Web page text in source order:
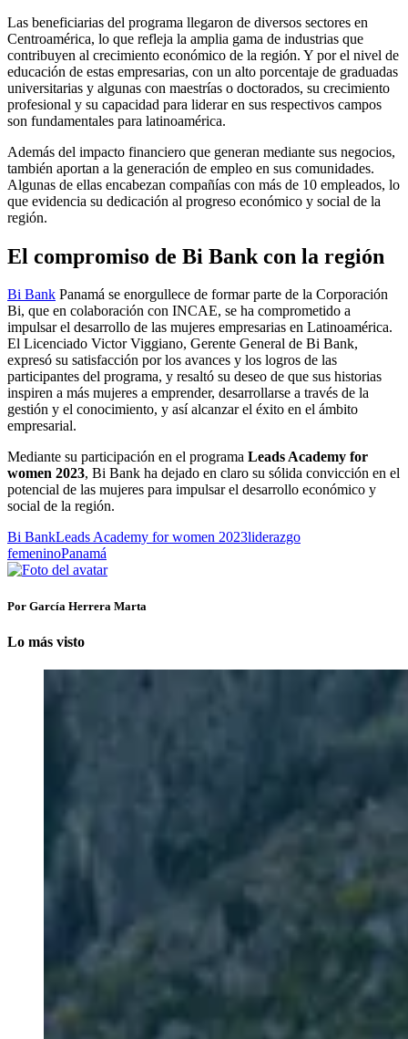
Las beneficiarias del programa llegaron de diversos sectores en
Centroamérica, lo que refleja la amplia gama de industrias que
contribuyen al crecimiento económico de la región. Y por el nivel de
educación de estas empresarias, con un alto porcentaje de graduadas
universitarias y algunas con maestrías o doctorados, su crecimiento
profesional y su capacidad para liderar en sus respectivos campos
son fundamentales para latinoamérica.
Además del impacto financiero que generan mediante sus negocios,
también aportan a la generación de empleo en sus comunidades.
Algunas de ellas encabezan compañías con más de 10 empleados, lo
que evidencia su dedicación al progreso económico y social de la
región.
El compromiso de Bi Bank con la región
Bi Bank Panamá se enorgullece de formar parte de la Corporación
Bi, que en colaboración con INCAE, se ha comprometido a
impulsar el desarrollo de las mujeres empresarias en Latinoamérica.
El Licenciado Victor Viggiano, Gerente General de Bi Bank,
expresó su satisfacción por los avances y los logros de las
participantes del programa, y resaltó su deseo de que sus historias
inspiren a más mujeres a emprender, desarrollarse a través de la
gestión y el conocimiento, y así alcanzar el éxito en el ámbito
empresarial.
Mediante su participación en el programa Leads Academy for
women 2023, Bi Bank ha dejado en claro su sólida convicción en el
potencial de las mujeres para impulsar el desarrollo económico y
social de la región.
Bi BankLeads Academy for women 2023liderazgo
femeninoPanamá
Por García Herrera Marta
Lo más visto